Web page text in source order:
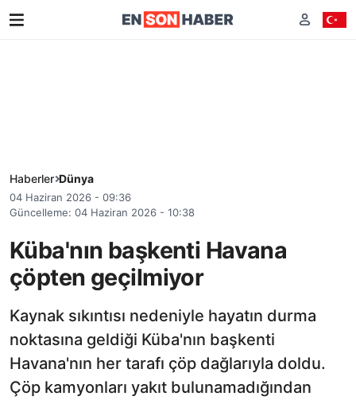
Haberler Dünya
04 Haziran 2026 - 09:36
Güncelleme: 04 Haziran 2026 - 10:38
Küba'nın başkenti Havana
çöpten geçilmiyor
Kaynak sıkıntısı nedeniyle hayatın durma
noktasına geldiği Küba'nın başkenti
Havana'nın her tarafı çöp dağlarıyla doldu.
Çöp kamyonları yakıt bulunamadığından